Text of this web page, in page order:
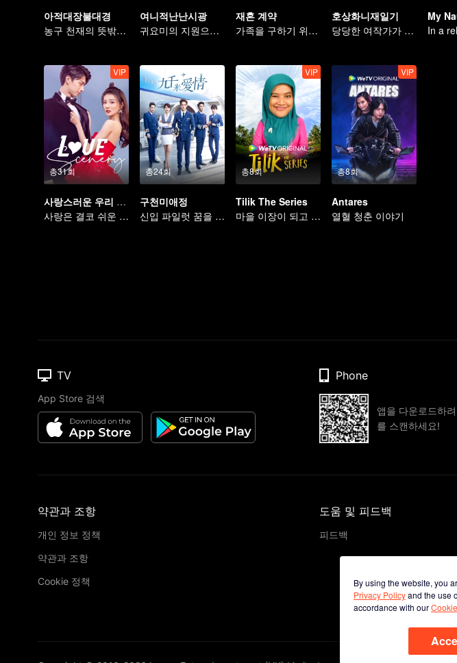
아적대장불대경
농구 천재의 뜻밖의 성전환과 진정한 사랑 찾기
여니적난난시광
귀요미의 지원으로 가짜 부부에서 진짜 로맨스로
재혼 계약
가족을 구하기 위해, 억지로 재혼 계약하게 된다...
호상화니재일기
당당한 여작가가 새침한 도련님을 꼬시다
총31회
VIP
사랑스러운 우리 - 량신미경호시광
사랑은 결코 쉬운 일 아니야
총24회
구천미애정
신입 파일럿 꿈을 향한 여행
총8회
VIP
Tilik The Series
마을 이장이 되고 싶은 남편을 도와준다
총8회
VIP
Antares
열혈 청춘 이야기
By using the website, you
Privacy Policyand the use
accordance with our
TV
App Store 검색
Phone
앱을 다운로드하
를 스캔하세요!
약관과 조항
개인 정보 정책
약관과 조항
Cookie 정책
도움 및 피드백
피드백